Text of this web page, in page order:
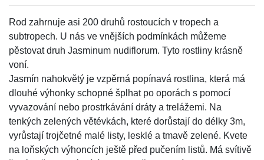
Rod zahrnuje asi 200 druhů rostoucích v tropech a
subtropech. U nás ve vnějších podmínkách můžeme
pěstovat druh Jasminum nudiflorum. Tyto rostliny krásně
voní.
Jasmín nahokvětý je vzpěrná popínavá rostlina, která má
dlouhé výhonky schopné šplhat po oporách s pomocí
vyvazování nebo prostrkávání dráty a trelážemi. Na
tenkých zelených větévkách, které dorůstají do délky 3m,
vyrůstají trojčetné malé listy, lesklé a tmavě zelené. Kvete
na loňských výhoncích ještě před pučením listů. Má svítivě